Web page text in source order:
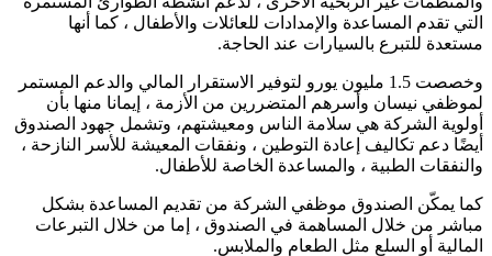
التي تقدم المساعدة والإمدادات للعائلات والأطفال ، كما أنها
مستعدة للتبرع بالسيارات عند الحاجة.
وخصصت 1.5 مليون يورو لتوفير الاستقرار المالي والدعم المستمر
لموظفي نيسان وأسرهم المتضررين من الأزمة ، إيمانا منها بأن
أولوية الشركة هي سلامة الناس ومعيشتهم، وتشمل جهود الصندوق
أيضًا دعم تكاليف إعادة التوطين ، ونفقات المعيشة للأسر النازحة ،
والنفقات الطبية ، والمساعدة الخاصة للأطفال.
كما يمكّن الصندوق موظفي الشركة من تقديم المساعدة بشكل
مباشر من خلال المساهمة في الصندوق ، إما من خلال التبرعات
المالية أو السلع مثل الطعام والملابس.